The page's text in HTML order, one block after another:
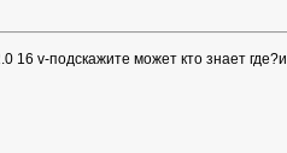
16 v-подскажите может кто знает